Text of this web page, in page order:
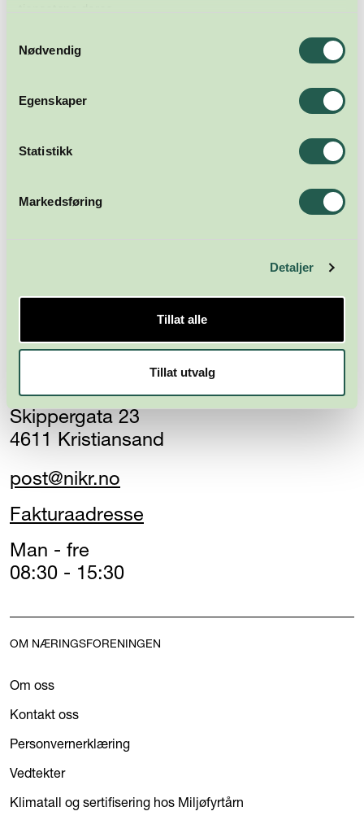
Nødvendig
Egenskaper
Statistikk
Markedsføring
Detaljer
Tillat alle
Tillat utvalg
Meld deg på nyhetsbrevet
Abonner
Næringsforeningen i
Kristiansandsregionen
Skippergata 23
4611 Kristiansand
post@nikr.no
Fakturaadresse
Man - fre
08:30 - 15:30
OM NÆRINGSFORENINGEN
Om oss
Kontakt oss
Personvernerklæring
Vedtekter
Klimatall og sertifisering hos Miljøfyrtårn